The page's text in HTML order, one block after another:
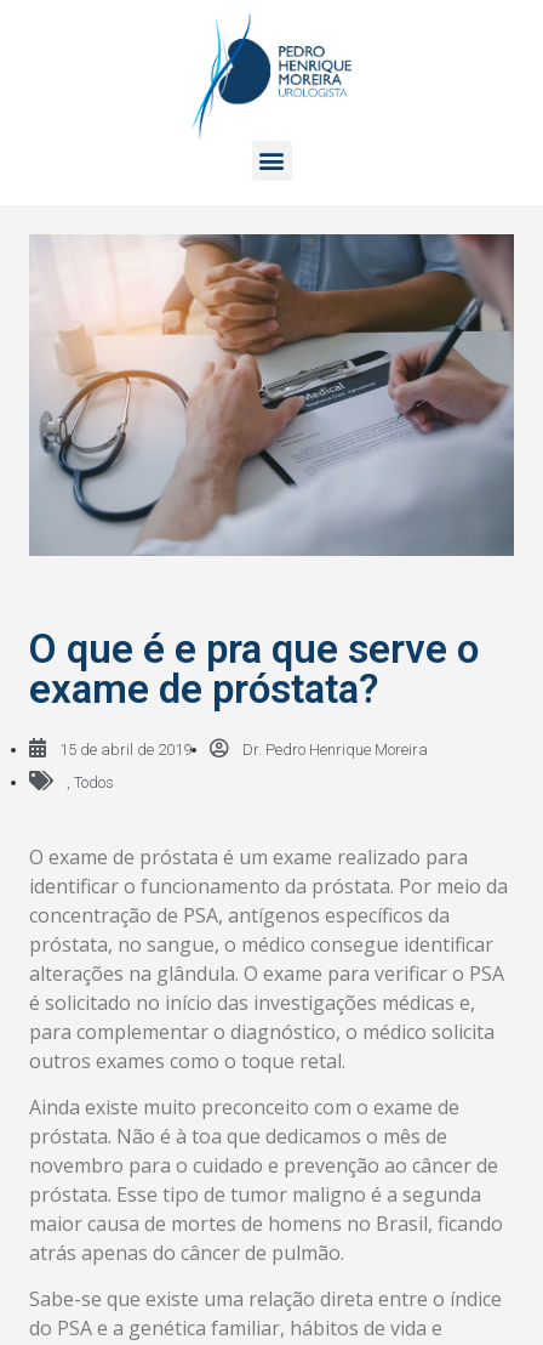
O que é e pra que serve o
exame de próstata?
15 de abril de 2019
Dr. Pedro Henrique Moreira
Todos
O exame de próstata é um exame realizado para
identificar o funcionamento da próstata. Por meio da
concentração de PSA, antígenos específicos da
próstata, no sangue, o médico consegue identificar
alterações na glândula. O exame para verificar o PSA
é solicitado no início das investigações médicas e,
para complementar o diagnóstico, o médico solicita
outros exames como o toque retal.
Ainda existe muito preconceito com o exame de
próstata. Não é à toa que dedicamos o mês de
novembro para o cuidado e prevenção ao câncer de
próstata. Esse tipo de tumor maligno é a segunda
maior causa de mortes de homens no Brasil, ficando
atrás apenas do câncer de pulmão.
Sabe-se que existe uma relação direta entre o índice
do PSA e a genética familiar, hábitos de vida e